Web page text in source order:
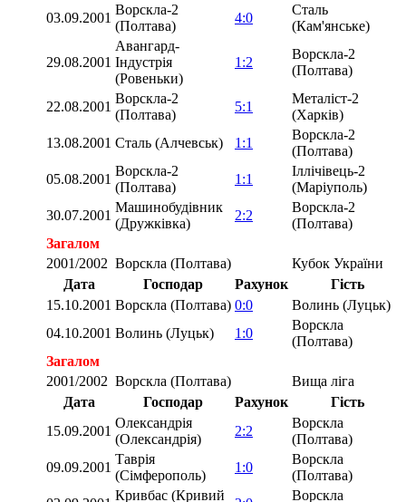
03.09.2001
Ворскла-2
(Полтава)
4:0
Сталь
(Кам'янське)
29.08.2001
Авангард-
Індустрія
(Ровеньки)
1:2
Ворскла-2
(Полтава)
22.08.2001
Ворскла-2
(Полтава)
5:1
Металіст-2
(Харків)
13.08.2001 Сталь (Алчевськ) 1:1
Ворскла-2
(Полтава)
05.08.2001
Ворскла-2
(Полтава)
1:1
Іллічівець-2
(Маріуполь)
30.07.2001
Машинобудівник
(Дружківка)
2:2
Ворскла-2
(Полтава)
Загалом
2001/2002 Ворскла (Полтава)
Кубок України
Дата
Господар Рахунок
Гість
15.10.2001 Ворскла (Полтава) 0:0
Волинь (Луцьк)
04.10.2001 Волинь (Луцьк) 1:0
Ворскла
(Полтава)
Загалом
2001/2002 Ворскла (Полтава)
Вища ліга
Дата
Господар Рахунок
Гість
15.09.2001
Олександрія
(Олександрія)
2:2
Ворскла
(Полтава)
09.09.2001
Таврія
(Сімферополь)
1:0
Ворскла
(Полтава)
Кривбас (Кривий
Ворскла